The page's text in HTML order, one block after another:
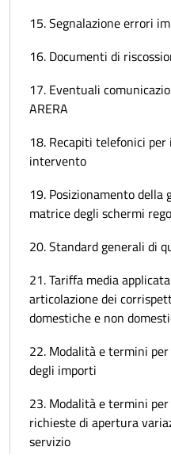
15. Segnalazione errori
16. Documenti di
17. Eventuali
ARERA
18. Recapiti telefonici
intervento
19. Posizionamento
matrice degli schermi
20. Standard generali di
21. Tariffa media
articolazione dei
domestiche e non
22. Modalità e termini
degli importi
23. Modalità e termini
richieste di apertura
servizio